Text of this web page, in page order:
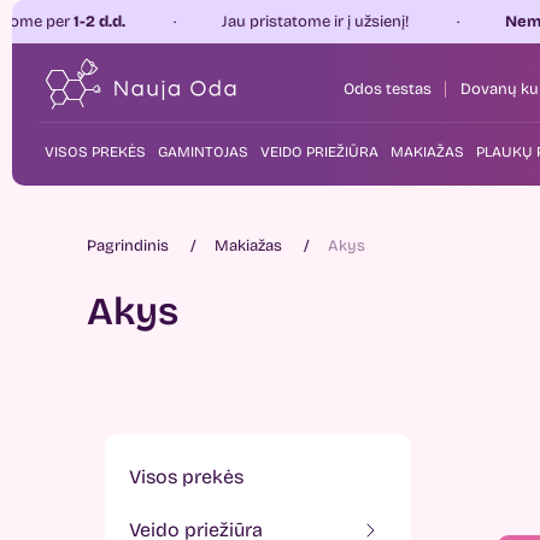
d.d. Jau pristatome ir į užsienį! Nemokamas
Odos testas Dovanų
VISOS PREKĖS GAMINTOJAS VEIDO PRIEŽIŪRA MAKIAŽAS PLAUKŲ
Pagrindinis Makiažas Akys
Akys
visos prekės
veido priežiūra